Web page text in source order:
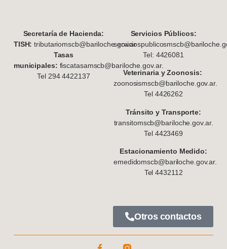
Secretaría de Hacienda:
TISH: tributariomscb@bariloche.gov.ar
Tasas
municipales: fiscatasamscb@bariloche.gov.ar.
Tel 294 4422137
Servicios Públicos:
Tel: 4426081
Veterinaria y Zoonosis:
zoonosismscb@bariloche.gov.ar.
Tel 4426262
Tránsito y Transporte:
transitomscb@bariloche.gov.ar.
Tel 4423469
Estacionamiento Medido:
emedidomscb@bariloche.gov.ar.
Tel 4432112
Otros contactos